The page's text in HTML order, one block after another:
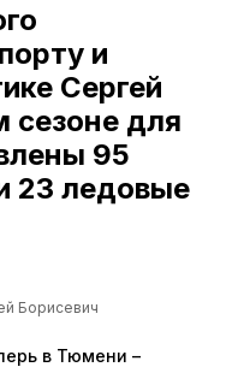
и
Сергей
сезоне для
95
23 ледовые
Борисевич
в Тюмени –